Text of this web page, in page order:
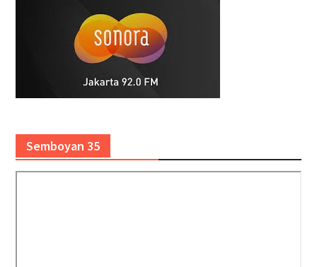
Semboyan 35